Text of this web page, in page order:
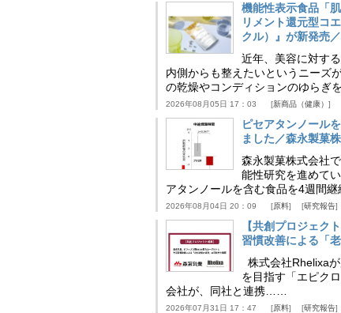
機能性表示食品「
リメント還元型コ
クル）』が新発売
近年、美容に対す
内側からも整えたいというニーズ
の乾燥やコンディションのゆらぎ
2026年08月05日 17：03 新商品（健康）
ピセアタンノール
ました／森永製菓
森永製菓株式会社
能性研究を進めて
アタンノールを含む食品を4週間
2026年08月04日 20：09 原料 研究報告
【共創プロジェク
習慣改善による「
株式会社Rhelixa
を目指す「エピク
会社が、同社と連携……
2026年07月31日 17：47 原料 研究報告